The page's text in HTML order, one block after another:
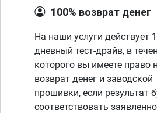
100% возврат денег
На наши услуги действует
дневный тест-драйв, в
которого вы имеете право
возврат денег и заводской
прошивки, если результат
соответствовать